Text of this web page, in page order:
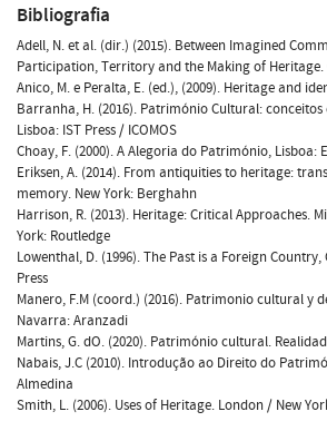
Bibliografia
Adell, N. et al. (dir.) (2015). Between Imagined
Participation, Territory and the Making of Heritage.
Anico, M. e Peralta, E. (ed.), (2009). Heritage and
Barranha, H. (2016). Património Cultural:
Lisboa: IST Press / ICOMOS
Choay, F. (2000). A Alegoria do Património, Lisboa:
Eriksen, A. (2014). From antiquities to heritage:
memory. New York: Berghahn
Harrison, R. (2013). Heritage: Critical Approaches.
York: Routledge
Lowenthal, D. (1996). The Past is a Foreign
Press
Manero, F.M (coord.) (2016). Patrimonio cultural y
Navarra: Aranzadi
Martins, G. dO. (2020). Património cultural.
Nabais, J.C (2010). Introdução ao Direito do
Almedina
Smith, L. (2006). Uses of Heritage. London / New